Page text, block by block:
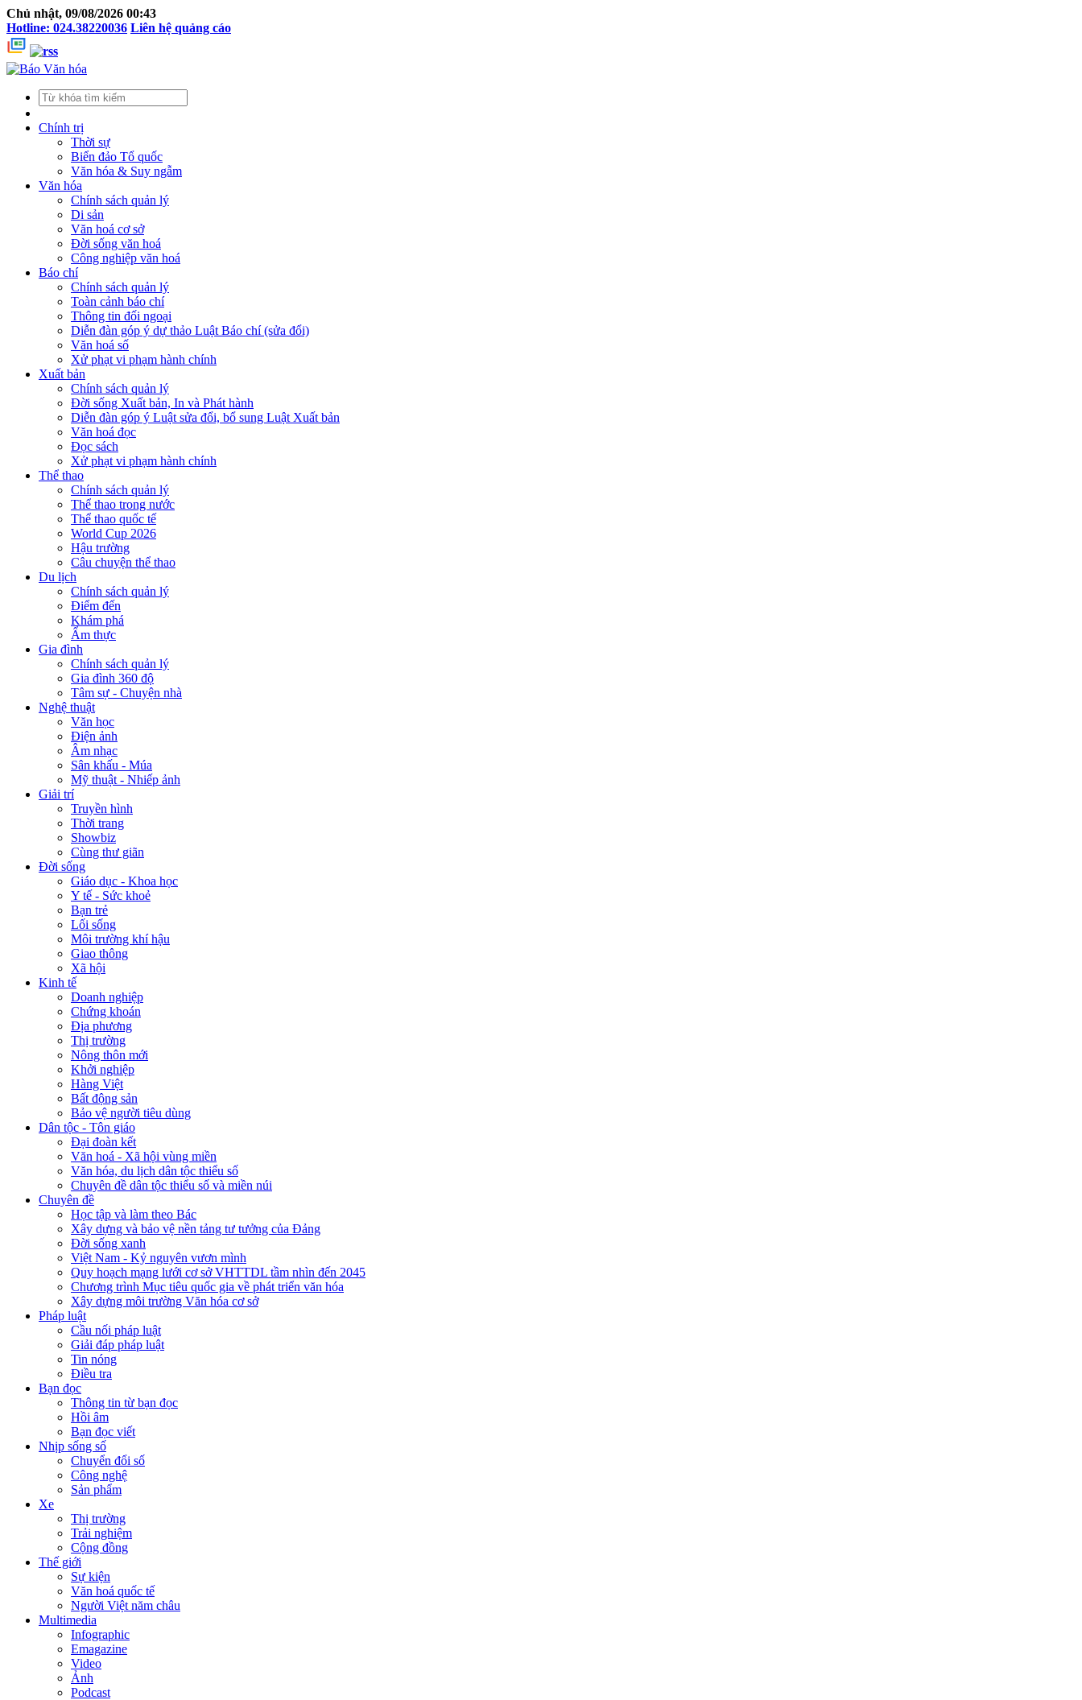
Chủ nhật, 09/08/2026 00:43
Hotline: 024.38220036 Liên hệ quảng cáo
Chính trị
Thời sự
Biển đảo Tổ quốc
Văn hóa & Suy ngẫm
Văn hóa
Chính sách quản lý
Di sản
Văn hoá cơ sở
Đời sống văn hoá
Công nghiệp văn hoá
Báo chí
Chính sách quản lý
Toàn cảnh báo chí
Thông tin đối ngoại
Diễn đàn góp ý dự thảo Luật Báo chí (sửa đổi)
Văn hoá số
Xử phạt vi phạm hành chính
Xuất bản
Chính sách quản lý
Đời sống Xuất bản, In và Phát hành
Diễn đàn góp ý Luật sửa đổi, bổ sung Luật Xuất bản
Văn hoá đọc
Đọc sách
Xử phạt vi phạm hành chính
Thể thao
Chính sách quản lý
Thể thao trong nước
Thể thao quốc tế
World Cup 2026
Hậu trường
Câu chuyện thể thao
Du lịch
Chính sách quản lý
Điểm đến
Khám phá
Ẩm thực
Gia đình
Chính sách quản lý
Gia đình 360 độ
Tâm sự - Chuyện nhà
Nghệ thuật
Văn học
Điện ảnh
Âm nhạc
Sân khấu - Múa
Mỹ thuật - Nhiếp ảnh
Giải trí
Truyền hình
Thời trang
Showbiz
Cùng thư giãn
Đời sống
Giáo dục - Khoa học
Y tế - Sức khoẻ
Bạn trẻ
Lối sống
Môi trường khí hậu
Giao thông
Xã hội
Kinh tế
Doanh nghiệp
Chứng khoán
Địa phương
Thị trường
Nông thôn mới
Khởi nghiệp
Hàng Việt
Bất động sản
Bảo vệ người tiêu dùng
Dân tộc - Tôn giáo
Đại đoàn kết
Văn hoá - Xã hội vùng miền
Văn hóa, du lịch dân tộc thiểu số
Chuyên đề dân tộc thiểu số và miền núi
Chuyên đề
Học tập và làm theo Bác
Xây dựng và bảo vệ nền tảng tư tưởng của Đảng
Đời sống xanh
Việt Nam - Kỷ nguyên vươn mình
Quy hoạch mạng lưới cơ sở VHTTDL tầm nhìn đến 2045
Chương trình Mục tiêu quốc gia về phát triển văn hóa
Xây dựng môi trường Văn hóa cơ sở
Pháp luật
Cầu nối pháp luật
Giải đáp pháp luật
Tin nóng
Điều tra
Bạn đọc
Thông tin từ bạn đọc
Hồi âm
Bạn đọc viết
Nhịp sống số
Chuyển đổi số
Công nghệ
Sản phẩm
Xe
Thị trường
Trải nghiệm
Cộng đồng
Thế giới
Sự kiện
Văn hoá quốc tế
Người Việt năm châu
Multimedia
Infographic
Emagazine
Video
Ảnh
Podcast